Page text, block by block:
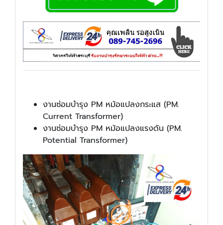
งานซ่อมบำรุง PM หม้อแปลงกระแส (PM.
Current Transformer)
งานซ่อมบำรุง PM หม้อแปลงแรงดัน (PM.
Potential Transformer)